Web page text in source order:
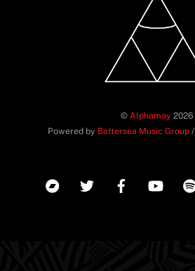
© Alphamay 2026
Powered by Battersea Music Group /